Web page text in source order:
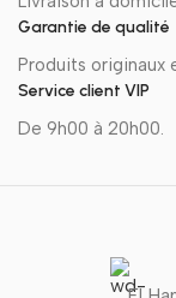
Garantie de qualité
Produits originaux
Service client VIP
De 9h00 à 20h00.